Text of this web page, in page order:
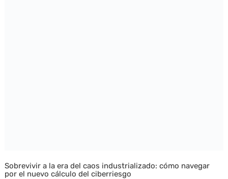
Sobrevivir a la era del caos industrializado: cómo navegar
por el nuevo cálculo del ciberriesgo